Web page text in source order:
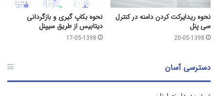
نحوه ریدایرکت کردن دامنه در کنترل
سی پنل
20-05-1398
نحوه بکاپ گیری و بازگردانی
دیتابیس از طریق سیپنل
17-05-1398
دسترسی آسان